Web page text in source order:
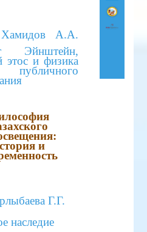
А.А.
Эйнштейн,
этос и физика
и
Г.Г.
наследие